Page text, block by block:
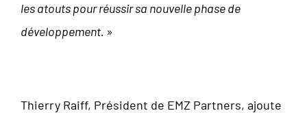
les atouts pour réussir sa nouvelle phase de
développement. »
Thierry Raiff, Président de EMZ Partners, ajoute